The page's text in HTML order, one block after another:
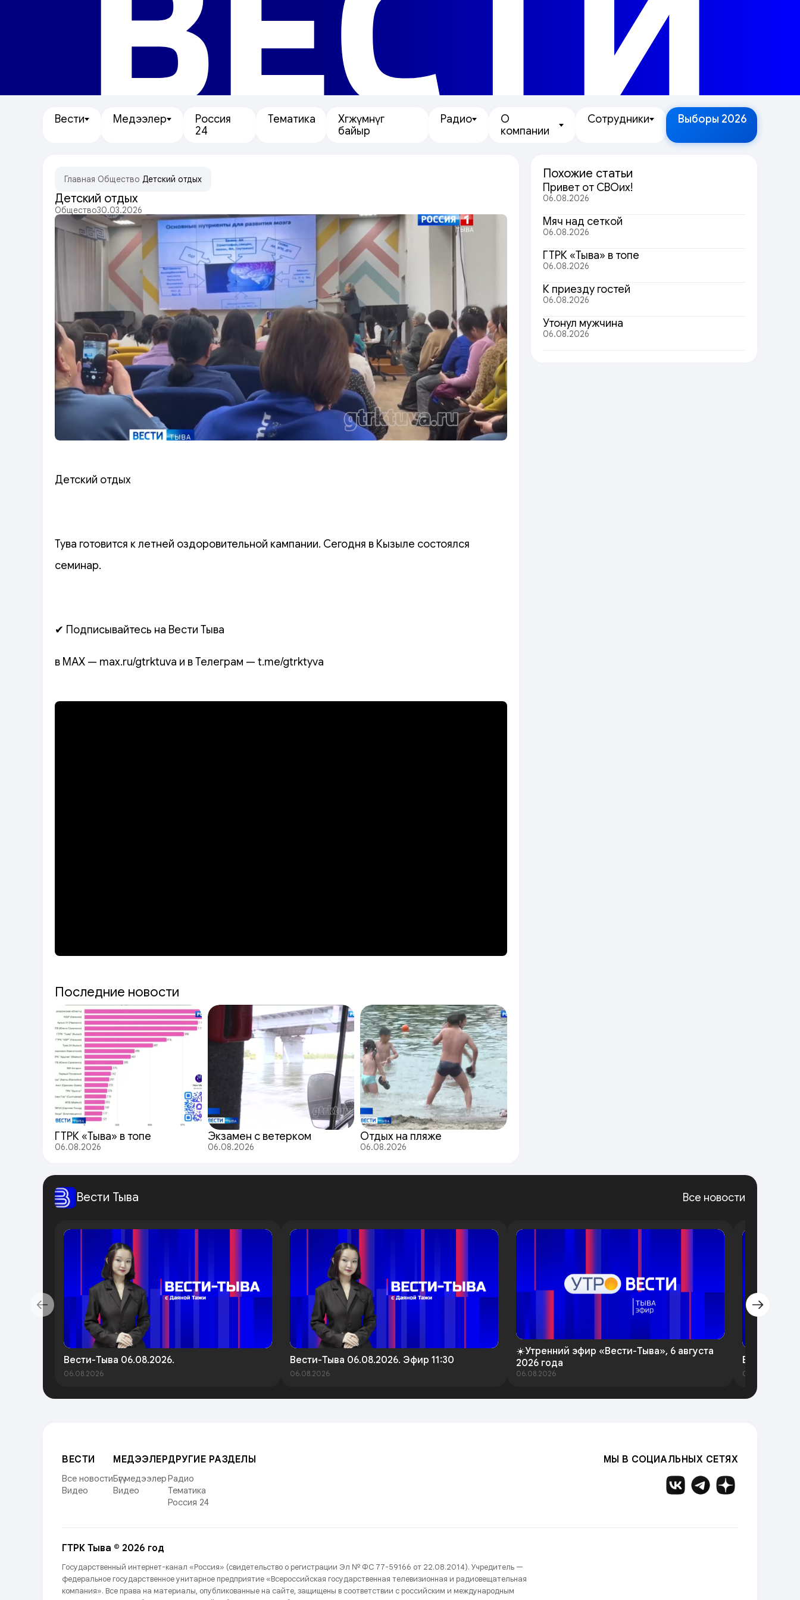
ВЕСТИ
Вести Медээлер
Россия
24
Тематика
Хөгжүмнүг
байыр
Радио
О
компании
Сотрудники Выборы 2026
Главная Общество Детский отдых
Детский отдых
Общество30.03.2026
Детский отдых
Тува готовится к летней оздоровительной кампании. Сегодня в Кызыле состоялся
семинар.
✔ Подписывайтесь на Вести Тыва
в MAX — max.ru/gtrktuva и в Телеграм — t.me/gtrktyva
Последние новости
ГТРК «Тыва» в топе
06.08.2026
Экзамен с ветерком
06.08.2026
Отдых на пляже
06.08.2026
Похожие статьи
Привет от СВОих!
06.08.2026
Мяч над сеткой
06.08.2026
ГТРК «Тыва» в топе
06.08.2026
К приезду гостей
06.08.2026
Утонул мужчина
06.08.2026
Вести Тыва Все новости
Вести-Тыва 06.08.2026.
06.08.2026
Вести-Тыва 06.08.2026. Эфир 11:30
06.08.2026
☀️Утренний эфир «Вести-Тыва», 6 августа
2026 года
06.08.2026
Вести-Тыва
05.08.2026
ВЕСТИ
Все новости
Видео
МЕДЭЭЛЕР
Бүгү медээлер
Видео
ДРУГИЕ РАЗДЕЛЫ
Радио
Тематика
Россия 24
МЫ В СОЦИАЛЬНЫХ СЕТЯХ
ГТРК Тыва © 2026 год
Государственный интернет-канал «Россия» (свидетельство о регистрации Эл № ФС 77-59166 от 22.08.2014). Учредитель —
федеральное государственное унитарное предприятие «Всероссийская государственная телевизионная и радиовещательная
компания». Все права на материалы, опубликованные на сайте, защищены в соответствии с российским и международным